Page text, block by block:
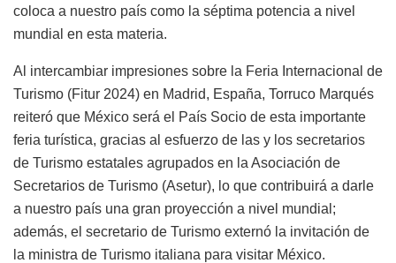
coloca a nuestro país como la séptima potencia a nivel
mundial en esta materia.
Al intercambiar impresiones sobre la Feria Internacional de
Turismo (Fitur 2024) en Madrid, España, Torruco Marqués
reiteró que México será el País Socio de esta importante
feria turística, gracias al esfuerzo de las y los secretarios
de Turismo estatales agrupados en la Asociación de
Secretarios de Turismo (Asetur), lo que contribuirá a darle
a nuestro país una gran proyección a nivel mundial;
además, el secretario de Turismo externó la invitación de
la ministra de Turismo italiana para visitar México.